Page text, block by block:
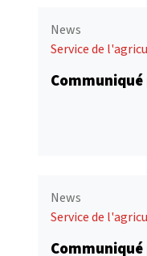
News
Service de
News
Service de